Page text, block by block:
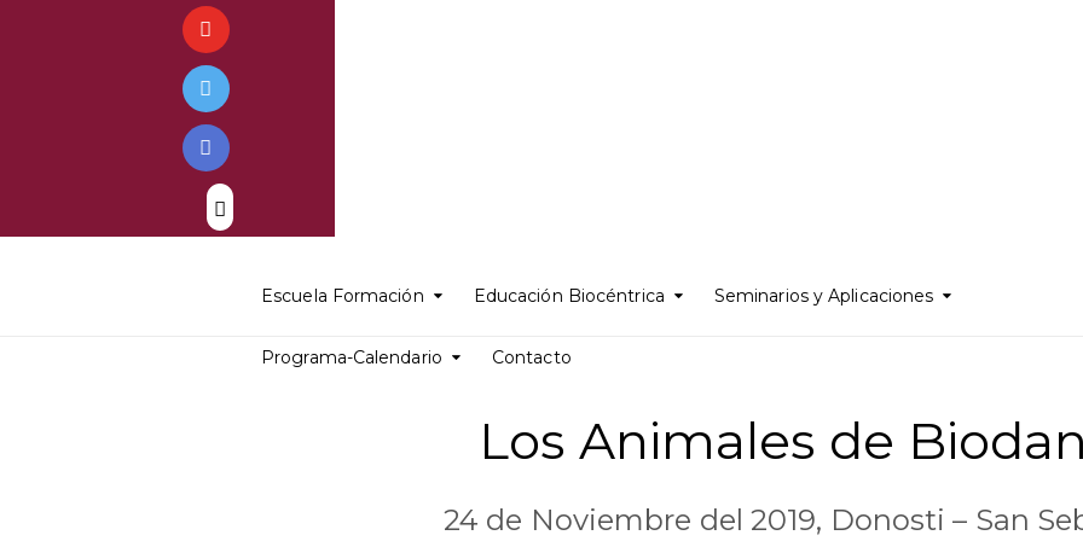
Escuela Formación Educación Biocéntrica Seminarios y Aplicaciones
Programa-Calendario Contacto
Los Animales de
24 de Noviembre del 2019, Donosti – San